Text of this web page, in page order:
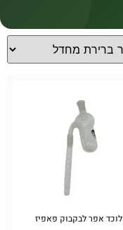
לוכד אפר לבקבוק פאפיז